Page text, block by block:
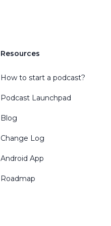
Resources
How to start a podcast?
Podcast Launchpad
Blog
Change Log
Android App
Roadmap